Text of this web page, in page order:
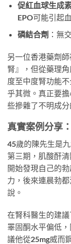
促紅血球生成素
EPO可能引起
磷結合劑 ：無
另一位香港藥劑
腎』，但從藥理
度至中度腎功能
乎其微。真正要
些摻雜了不明成分
真實案例分享
45歲的陳先生是
第三期，肌酸酐
開始發現自己的
力，後來連晨勃
說。
在腎科醫生的建
睪固酮水平偏低
議他從25mg威而